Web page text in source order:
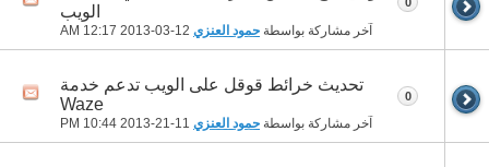
الويب
آخر مشاركة بواسطة حمود العنزي 12:17 AM
تحديث خرائط قوقل على الويب تدعم خدمة
Waze
آخر مشاركة بواسطة حمود العنزي 10:44 PM
0